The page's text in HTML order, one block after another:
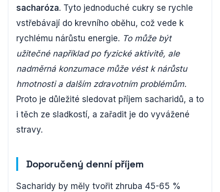
sacharóza. Tyto jednoduché cukry se rychle
vstřebávají do krevního oběhu, což vede k
rychlému nárůstu energie. To může být
užitečné například po fyzické aktivitě, ale
nadměrná konzumace může vést k nárůstu
hmotnosti a dalším zdravotním problémům.
Proto je důležité sledovat příjem sacharidů, a to
i těch ze sladkostí, a zařadit je do vyvážené
stravy.
Doporučený denní příjem
Sacharidy by měly tvořit zhruba 45-65 %